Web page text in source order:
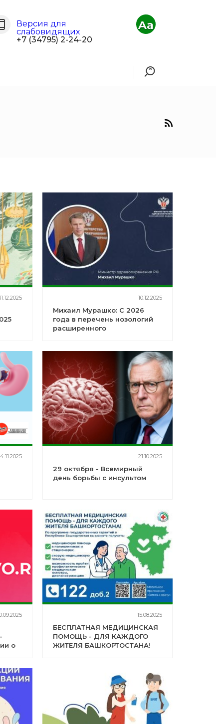
Версия для
слабовидящих
+7 (34795) 2-24-20
Aa
10.12.2025
Михаил Мурашко: С 2026
года в перечень нозологий
расширенного
21.10.2025
29 октября - Всемирный
день борьбы с инсультом
о
15.08.2025
БЕСПЛАТНАЯ МЕДИЦИНСКАЯ
ПОМОЩЬ - ДЛЯ КАЖДОГО
ЖИТЕЛЯ БАШКОРТОСТАНА!